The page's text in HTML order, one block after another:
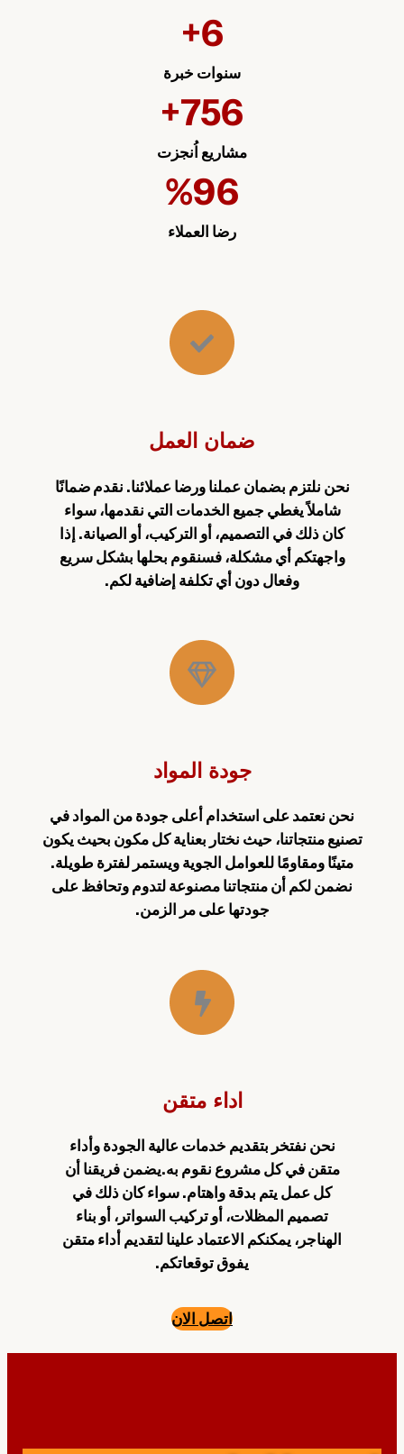
6
+
سنوات خبرة
756
+
مشاريع اُنجزت
%96
رضا العملاء
ضمان العمل
نحن نلتزم بضمان عملنا ورضا عملائنا. نقدم ضمانًا
شاملاً يغطي جميع الخدمات التي نقدمها، سواء
كان ذلك في التصميم، أو التركيب، أو الصيانة. إذا
واجهتكم أي مشكلة، فسنقوم بحلها بشكل سريع
وفعال دون أي تكلفة إضافية لكم.
جودة المواد
نحن نعتمد على استخدام أعلى جودة من المواد في
تصنيع منتجاتنا، حيث نختار بعناية كل مكون بحيث يكون
متينًا ومقاومًا للعوامل الجوية ويستمر لفترة طويلة.
نضمن لكم أن منتجاتنا مصنوعة لتدوم وتحافظ على
جودتها على مر الزمن.
اداء متقن
نحن نفتخر بتقديم خدمات عالية الجودة وأداء
متقن في كل مشروع نقوم به.يضمن فريقنا أن
كل عمل يتم بدقة واهتام. سواء كان ذلك في
تصميم المظلات، أو تركيب السواتر، أو بناء
الهناجر، يمكنكم الاعتماد علينا لتقديم أداء متقن
يفوق توقعاتكم.
اتصل الان